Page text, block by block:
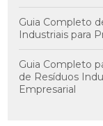
Guia Completo
Industriais para
Guia Completo
de Resíduos
Empresarial